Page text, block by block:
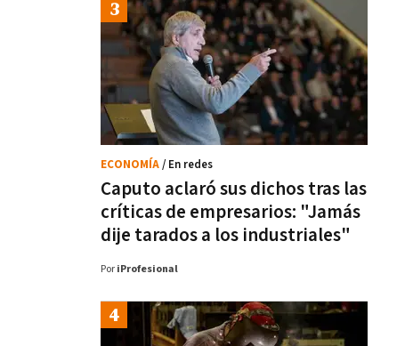
Caputo aclaró sus dichos tras las
críticas de empresarios: "Jamás
dije tarados a los industriales"
ECONOMÍA/ En redes
Por iProfesional